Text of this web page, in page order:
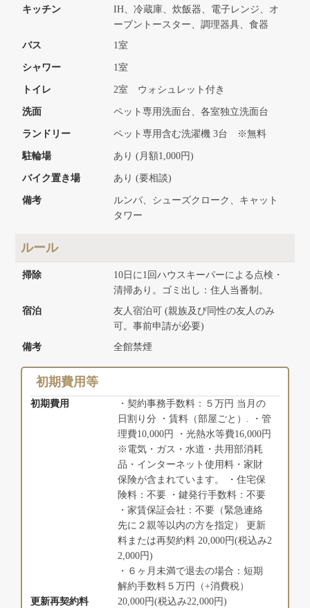
キッチン
IH、冷蔵庫、炊飯器、電子レンジ、オ
ーブントースター、調理器具、食器
バス
1室
シャワー 1室
トイレ 2室 ウォシュレット付き
洗面 ペット専用洗面台、各室独立洗面台
ランドリー ペット専用含む洗濯機 3台 ※無料
駐輪場 あり (月額1,000円)
バイク置き場 あり (要相談)
備考
ルンバ、シューズクローク、キャット
タワー
ルール
掃除
10日に1回ハウスキーパーによる点検・
清掃あり。ゴミ出し：住人当番制。
宿泊
友人宿泊可 (親族及び同性の友人のみ
可。事前申請が必要)
備考
全館禁煙
初期費用等
初期費用
・契約事務手数料：５万円 当月の
日割り分 ・賃料（部屋ごと）. ・管
理費10,000円 ・光熱水等費16,000円
※電気・ガス・水道・共用部消耗
品・インターネット使用料・家財
保険が含まれています。 ・住宅保
険料：不要 ・鍵発行手数料：不要
・家賃保証会社：不要（緊急連絡
先に２親等以内の方を指定） 更新
料または再契約料 20,000円(税込み2
2,000円)
・６ヶ月未満で退去の場合：短期
解約手数料５万円（+消費税）
更新再契約料
20,000円(税込み22,000円)